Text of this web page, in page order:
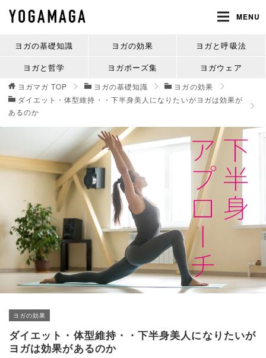
MENU
ヨガの基礎知識 ヨガの効果
ヨガと呼吸法
ヨガと哲学
ヨガポーズ集 ヨガウェア
ヨガマガ TOP ヨガの基礎知識
ヨガの効果
ダイエット・体型維持・・下半身美人になりたいがヨガは効果が
あるのか
ヨガの効果
ダイエット・体型維持・・下半身美人になりたいが
ヨガは効果があるのか